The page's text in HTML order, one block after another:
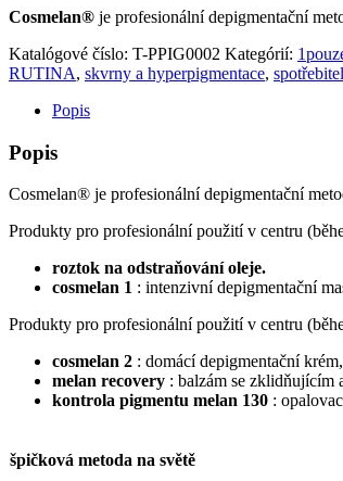
Cosmelan® je profesionální depigmentační
Katalógové číslo: T-PPIG0002 Kategórií:
RUTINA, skvrny a hyperpigmentace, spotřebitel
Popis
Popis
Cosmelan® je profesionální depigmentační
Produkty pro profesionální použití v centru
roztok na odstraňování oleje.
cosmelan 1 : intenzivní depigmentační
Produkty pro profesionální použití v centru
cosmelan 2 : domácí depigmentační
melan recovery : balzám se zklidňujícím
kontrola pigmentu melan 130 :
špičková metoda na světě